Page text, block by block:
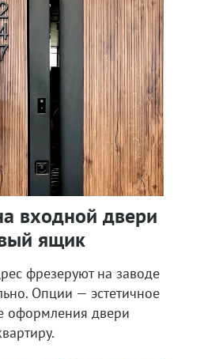
входной двери
ящик
фрезеруют на заводе
Опции — эстетичное
оформления двери